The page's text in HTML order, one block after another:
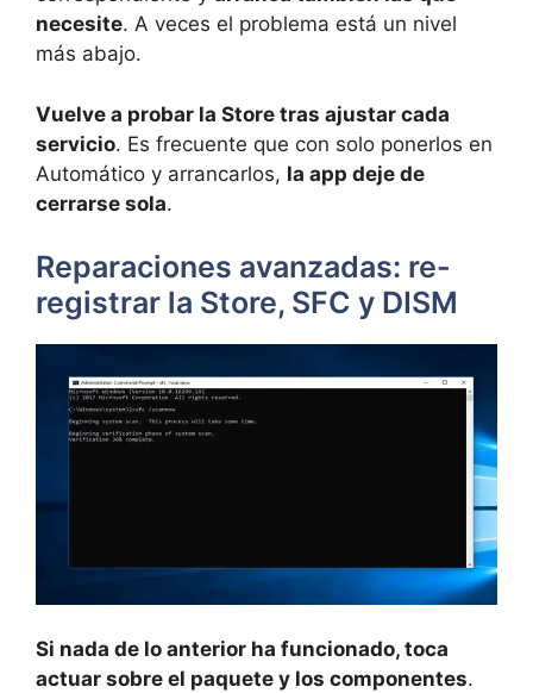
necesite. A veces el problema está un nivel
más abajo.
Vuelve a probar la Store tras ajustar cada
servicio. Es frecuente que con solo ponerlos en
Automático y arrancarlos, la app deje de
cerrarse sola.
Reparaciones avanzadas: re-
registrar la Store, SFC y DISM
Si nada de lo anterior ha funcionado, toca
actuar sobre el paquete y los componentes.